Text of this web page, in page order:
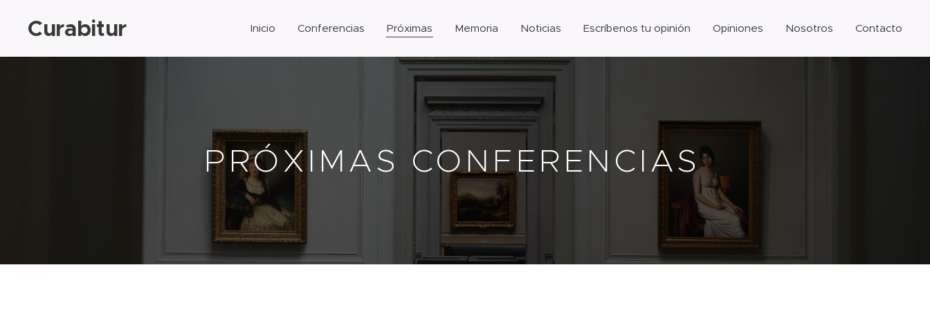
Curabitur Inicio Conferencias Próximas Memoria Noticias Escríbenos tu opinión Opiniones Nosotros Contacto
PRÓXIMAS CONFERENCIAS